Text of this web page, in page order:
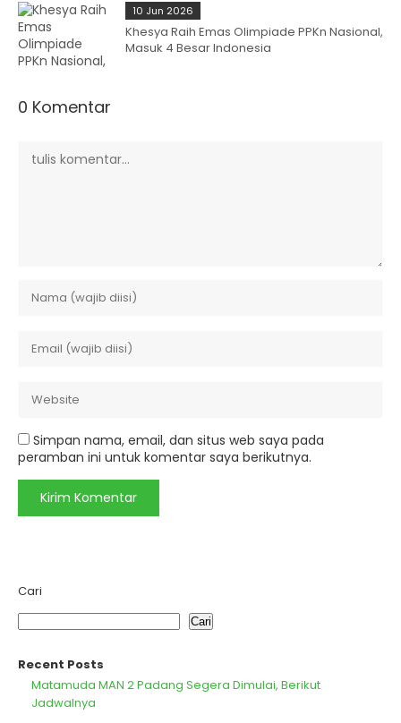
10 Jun 2026
Khesya Raih Emas Olimpiade PPKn Nasional,
Masuk 4 Besar Indonesia
0 Komentar
Simpan nama, email, dan situs web saya pada
peramban ini untuk komentar saya berikutnya.
Cari
Cari
Recent Posts
Matamuda MAN 2 Padang Segera Dimulai, Berikut
Jadwalnya